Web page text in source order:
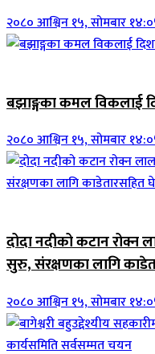
२०८० आश्विन १५, सोमबार
बझाङ्गका कमल विकलाई
२०८० आश्विन १५, सोमबार
दोदा नदीको कटान रोक्न
सुरु, संरक्षणका लागि
२०८० आश्विन १५, सोमबार